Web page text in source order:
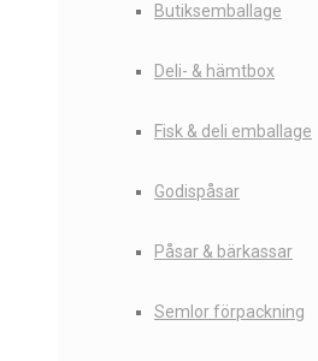
Butiksemballage
Deli- & hämtbox
Fisk & deli emballage
Godispåsar
Påsar & bärkassar
Semlor förpackning